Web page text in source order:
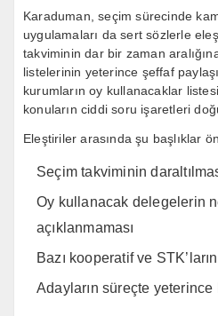
Karaduman, seçim sürecinde
uygulamaları da sert sözlerle
takviminin dar bir zaman aralığına
listelerinin yeterince şeffaf
kurumların oy kullanacaklar
konuların ciddi soru işaretleri
Eleştiriler arasında şu başlıklar
Seçim takviminin
Oy kullanacak delegelerin
açıklanmaması
Bazı kooperatif ve STK’ların
Adayların süreçte